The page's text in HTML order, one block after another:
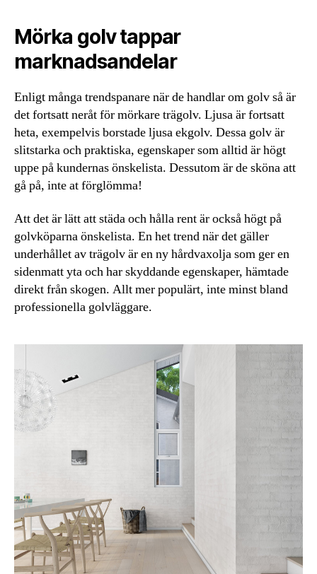
Mörka golv tappar
marknadsandelar
Enligt många trendspanare när de handlar om golv så är
det fortsatt neråt för mörkare trägolv. Ljusa är fortsatt
heta, exempelvis borstade ljusa ekgolv. Dessa golv är
slitstarka och praktiska, egenskaper som alltid är högt
uppe på kundernas önskelista. Dessutom är de sköna att
gå på, inte at förglömma!
Att det är lätt att städa och hålla rent är också högt på
golvköparna önskelista. En het trend när det gäller
underhållet av trägolv är en ny hårdvaxolja som ger en
sidenmatt yta och har skyddande egenskaper, hämtade
direkt från skogen. Allt mer populärt, inte minst bland
professionella golvläggare.